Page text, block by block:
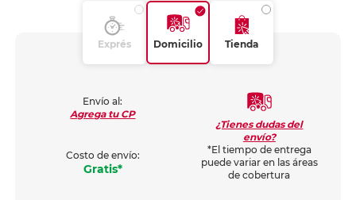
Exprés Domicilio Tienda
Envío al:
Agrega tu CP
Costo de envío:
Gratis*
¿Tienes dudas del
envío?
*El tiempo de entrega
puede variar en las áreas
de cobertura